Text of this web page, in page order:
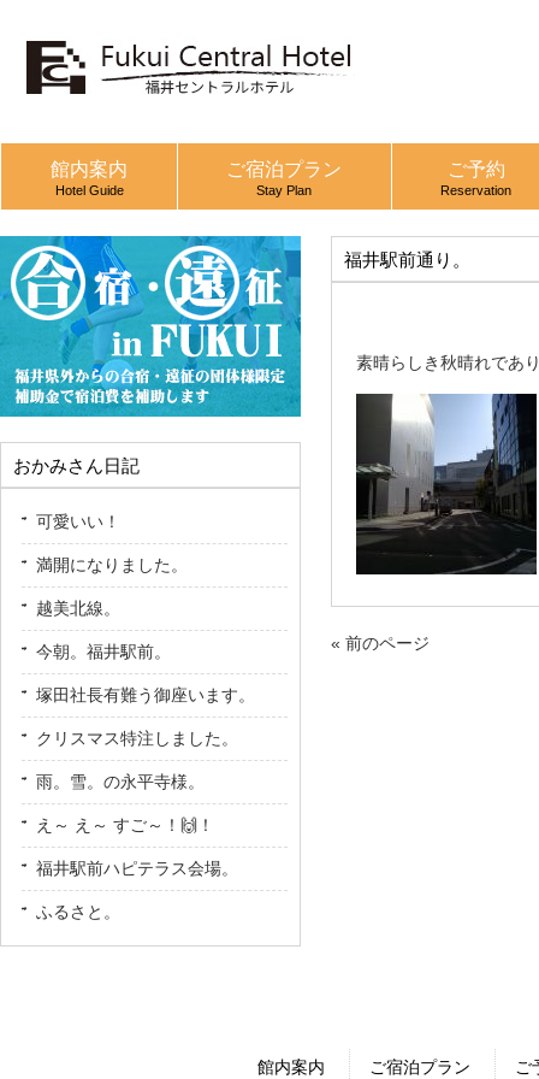
館内案内
Hotel Guide
ご宿泊プラン
Stay Plan
ご予約
Reservation
福井駅前通り。
素晴らしき秋晴れであ
« 前のページ
おかみさん日記
可愛いい！
満開になりました。
越美北線。
今朝。福井駅前。
塚田社長有難う御座います。
クリスマス特注しました。
雨。雪。の永平寺様。
え～ え～ すご～！🙌！
福井駅前ハピテラス会場。
ふるさと。
館内案内 ご宿泊プラン ご